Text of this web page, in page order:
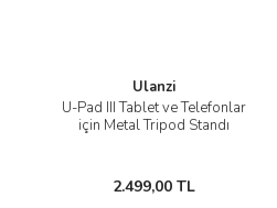
Ulanzi
U-Pad III Tablet ve Telefonlar
için Metal Tripod Standı
2.499,00 TL